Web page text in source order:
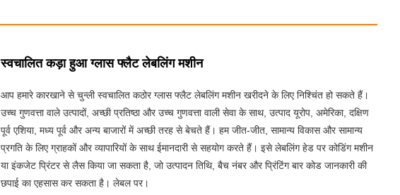
स्वचालित कड़ा हुआ ग्लास फ्लैट लेबलिंग मशीन
आप हमारे कारखाने से चुन्ली स्वचालित कठोर ग्लास फ्लैट लेबलिंग मशीन खरीदने के लिए निश्चिंत हो सकते हैं।
उच्च गुणवत्ता वाले उत्पादों, अच्छी प्रतिष्ठा और उच्च गुणवत्ता वाली सेवा के साथ, उत्पाद यूरोप, अमेरिका, दक्षिण
पूर्व एशिया, मध्य पूर्व और अन्य बाजारों में अच्छी तरह से बेचते हैं। हम जीत-जीत, सामान्य विकास और सामान्य
प्रगति के लिए ग्राहकों और व्यापारियों के साथ ईमानदारी से सहयोग करते हैं। इसे लेबलिंग हेड पर कोडिंग मशीन
या इंकजेट प्रिंटर से लैस किया जा सकता है, जो उत्पादन तिथि, बैच नंबर और प्रिंटिंग बार कोड जानकारी की
छपाई का एहसास कर सकता है। लेबल पर।